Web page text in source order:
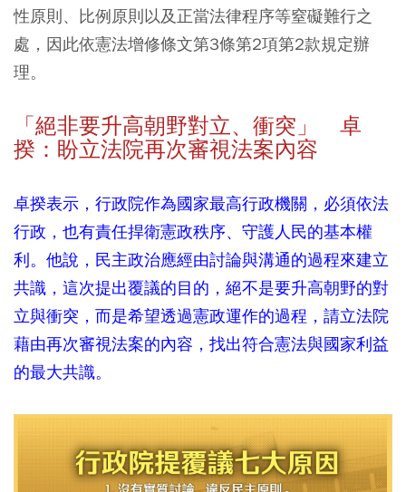
性原則、比例原則以及正當法律程序等窒礙難行之
處，因此依憲法增修條文第3條第2項第2款規定辦
理。
「絕非要升高朝野對立、衝突」 卓
揆：盼立法院再次審視法案內容
卓揆表示，行政院作為國家最高行政機關，必須依法
行政，也有責任捍衛憲政秩序、守護人民的基本權
利。他說，民主政治應經由討論與溝通的過程來建立
共識，這次提出覆議的目的，絕不是要升高朝野的對
立與衝突，而是希望透過憲政運作的過程，請立法院
藉由再次審視法案的內容，找出符合憲法與國家利益
的最大共識。